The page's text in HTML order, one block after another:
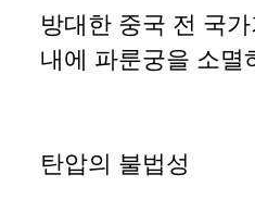
방대한 중국 전 국
내에 파룬궁을 소멸
탄압의 불법성